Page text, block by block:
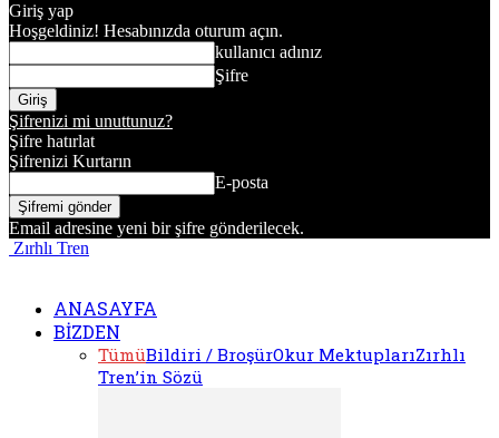
Giriş yap
Hoşgeldiniz! Hesabınızda oturum açın.
kullanıcı adınız
Şifre
Şifrenizi mi unuttunuz?
Şifre hatırlat
Şifrenizi Kurtarın
E-posta
Email adresine yeni bir şifre gönderilecek.
Zırhlı Tren
ANASAYFA
BİZDEN
TümüBildiri / BroşürOkur MektuplarıZırhlı
Tren’in Sözü